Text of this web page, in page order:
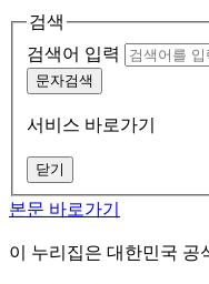
검색
검색어 입력
문자검색
서비스 바로가기
닫기
본문 바로가기
이 누리집은 대한민국 공